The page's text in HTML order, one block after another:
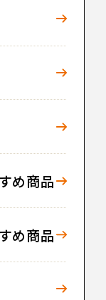
め商品
め商品